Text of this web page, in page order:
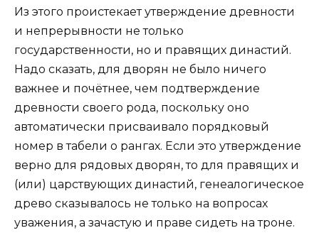
Из этого проистекает утверждение древности
и непрерывности не только
государственности, но и правящих династий.
Надо сказать, для дворян не было ничего
важнее и почётнее, чем подтверждение
древности своего рода, поскольку оно
автоматически присваивало порядковый
номер в табели о рангах. Если это утверждение
верно для рядовых дворян, то для правящих и
(или) царствующих династий, генеалогическое
древо сказывалось не только на вопросах
уважения, а зачастую и праве сидеть на троне.